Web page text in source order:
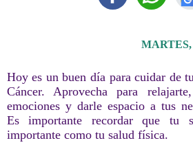
MARTES,
Hoy es un buen día para cuidar de
Cáncer. Aprovecha para
emociones y darle espacio a tus
Es importante recordar que tu
importante como tu salud física.